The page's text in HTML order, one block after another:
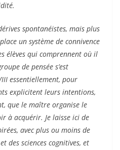
spontanéistes, mais plus
un système de connivence
élèves qui comprennent où il
de pensée s’est
essentiellement, pour
explicitent leurs intentions,
que le maître organise le
à acquérir. Je laisse ici de
avec plus ou moins de
des sciences cognitives, et